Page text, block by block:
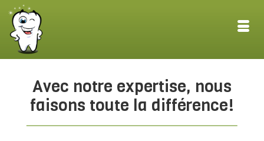
Avec notre expertise, nous
faisons toute la différence!